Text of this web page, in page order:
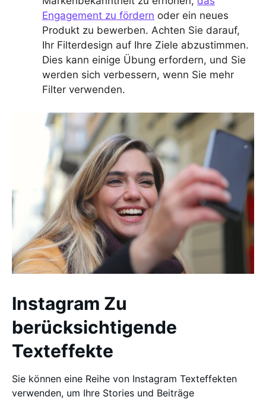
Engagement zu fördern oder ein neues
Produkt zu bewerben. Achten Sie darauf,
Ihr Filterdesign auf Ihre Ziele abzustimmen.
Dies kann einige Übung erfordern, und Sie
werden sich verbessern, wenn Sie mehr
Filter verwenden.
Instagram Zu
berücksichtigende
Texteffekte
Sie können eine Reihe von Instagram Texteffekten
verwenden, um Ihre Stories und Beiträge